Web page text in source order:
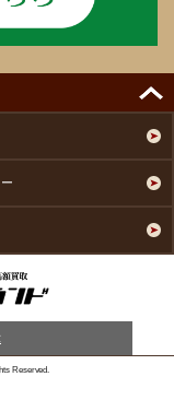
Reserved.